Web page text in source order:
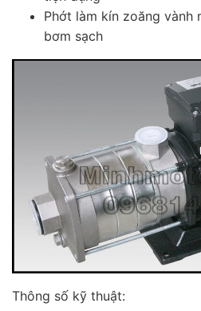
Phớt làm kín zoăng vành
bơm sạch
Thông số kỹ thuật: